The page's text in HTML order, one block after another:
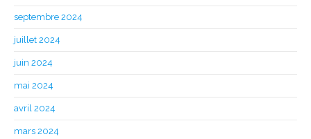
septembre 2024
juillet 2024
juin 2024
mai 2024
avril 2024
mars 2024